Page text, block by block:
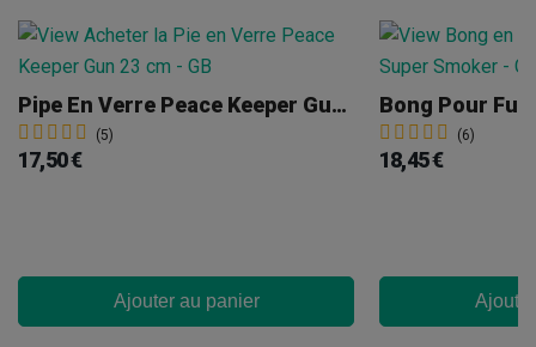
Pipe En Verre Peace Keeper Gun 23 Cm
(5)
17,50 €
Ajouter au panier
Bong Pour
(6)
18,45 €